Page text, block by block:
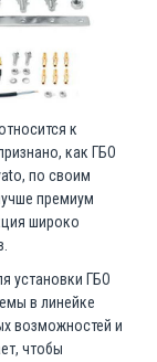
к
как ГБО
по своим
премиум
широко
установки ГБО
в линейке
возможностей и
чтобы